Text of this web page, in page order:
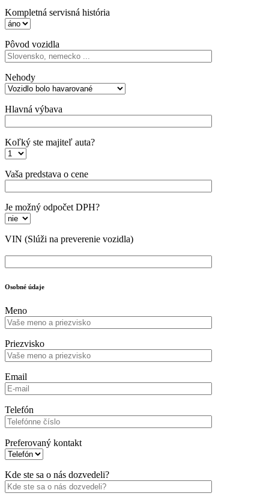
Kompletná servisná história
Pôvod vozidla
Nehody
Hlavná výbava
Koľký ste majiteľ auta?
Vaša predstava o cene
Je možný odpočet DPH?
VIN (Slúži na preverenie vozidla)
Osobné údaje
Meno
Priezvisko
Email
Telefón
Preferovaný kontakt
Kde ste sa o nás dozvedeli?